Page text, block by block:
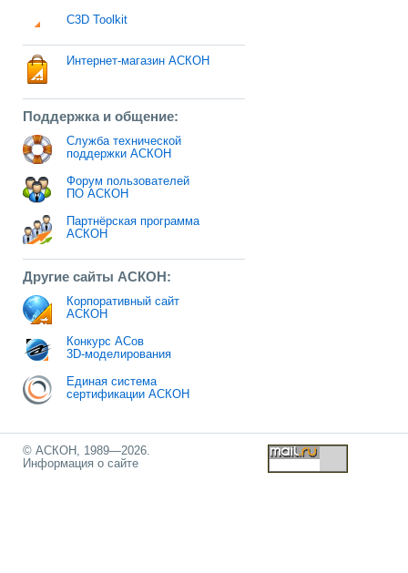
C3D Toolkit
Интернет-магазин АСКОН
Поддержка и общение:
Служба технической
поддержки АСКОН
Форум пользователей
ПО АСКОН
Партнёрская программа
АСКОН
Другие сайты АСКОН:
Корпоративный сайт
АСКОН
Конкурс АСов
3D-моделирования
Единая система
сертификации АСКОН
© АСКОН, 1989—2026.
Информация о сайте